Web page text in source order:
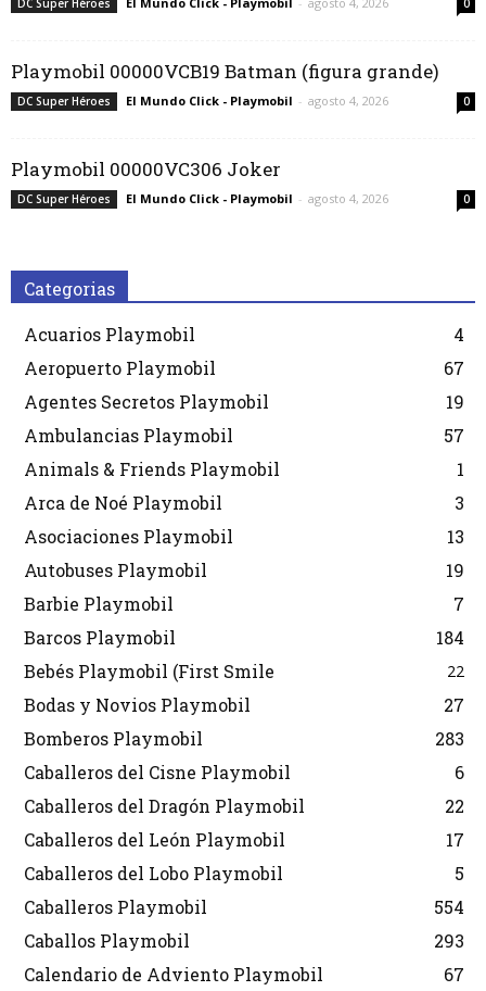
DC Super Héroes 0
Playmobil 00000VCB19 Batman (figura grande)
DC Super Héroes El Mundo Click - Playmobil - agosto 4, 2026 0
Playmobil 00000VC306 Joker
DC Super Héroes El Mundo Click - Playmobil - agosto 4, 2026 0
Categorias
Acuarios Playmobil
4
Aeropuerto Playmobil
67
Agentes Secretos Playmobil
19
Ambulancias Playmobil
57
Animals & Friends Playmobil
1
Arca de Noé Playmobil
3
Asociaciones Playmobil
13
Autobuses Playmobil
19
Barbie Playmobil
7
Barcos Playmobil
184
Bebés Playmobil (First Smile
22
Bodas y Novios Playmobil
27
Bomberos Playmobil
283
Caballeros del Cisne Playmobil
6
Caballeros del Dragón Playmobil
22
Caballeros del León Playmobil
17
Caballeros del Lobo Playmobil
5
Caballeros Playmobil
554
Caballos Playmobil
293
Calendario de Adviento Playmobil
67